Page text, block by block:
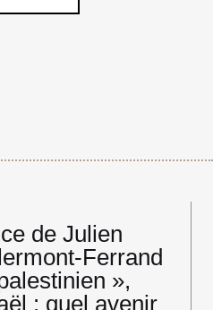
de Julien
Ferrand
»,
: quel avenir